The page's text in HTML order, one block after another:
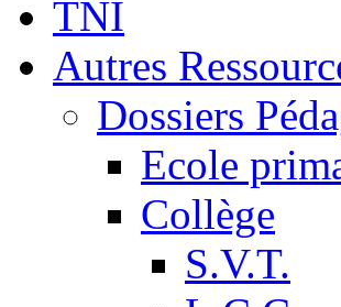
TNI
Autres
Dossiers
Ecole
Collège
S.V.T.